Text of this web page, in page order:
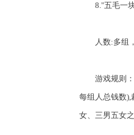
8."五毛一
人数:多组，
游戏规则：
每组人总钱数),
女、三男五女